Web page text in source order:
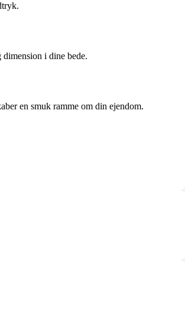
i dine bede.
en smuk ramme om din ejendom.